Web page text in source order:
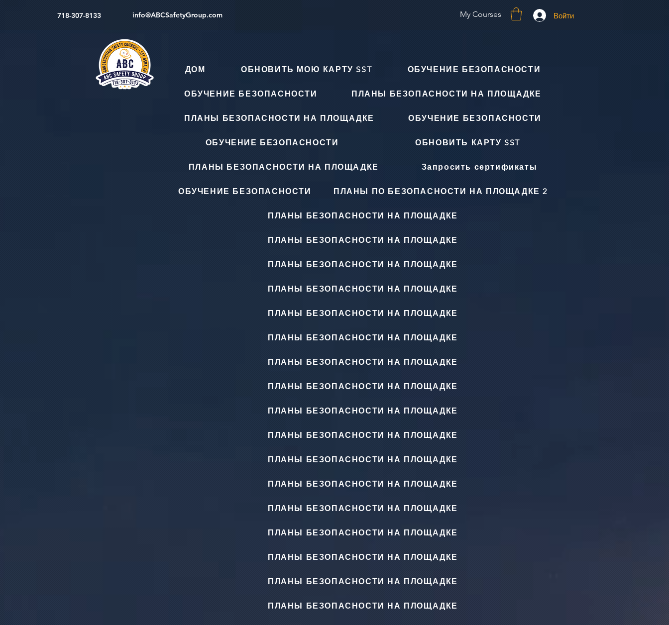
718-307-8133 info@ABCSafetyGroup.com My Courses Войти
ДОМ ОБНОВИТЬ МОЮ КАРТУ SST ОБУЧЕНИЕ БЕЗОПАСНОСТИ
ОБУЧЕНИЕ БЕЗОПАСНОСТИ ПЛАНЫ БЕЗОПАСНОСТИ НА ПЛОЩАДКЕ
ПЛАНЫ БЕЗОПАСНОСТИ НА ПЛОЩАДКЕ ОБУЧЕНИЕ БЕЗОПАСНОСТИ
ОБУЧЕНИЕ БЕЗОПАСНОСТИ ОБНОВИТЬ КАРТУ SST
ПЛАНЫ БЕЗОПАСНОСТИ НА ПЛОЩАДКЕ Запросить сертификаты
ОБУЧЕНИЕ БЕЗОПАСНОСТИ ПЛАНЫ ПО БЕЗОПАСНОСТИ НА ПЛОЩАДКЕ 2
ПЛАНЫ БЕЗОПАСНОСТИ НА ПЛОЩАДКЕ
ПЛАНЫ БЕЗОПАСНОСТИ НА ПЛОЩАДКЕ
ПЛАНЫ БЕЗОПАСНОСТИ НА ПЛОЩАДКЕ
ПЛАНЫ БЕЗОПАСНОСТИ НА ПЛОЩАДКЕ
ПЛАНЫ БЕЗОПАСНОСТИ НА ПЛОЩАДКЕ
ПЛАНЫ БЕЗОПАСНОСТИ НА ПЛОЩАДКЕ
ПЛАНЫ БЕЗОПАСНОСТИ НА ПЛОЩАДКЕ
ПЛАНЫ БЕЗОПАСНОСТИ НА ПЛОЩАДКЕ
ПЛАНЫ БЕЗОПАСНОСТИ НА ПЛОЩАДКЕ
ПЛАНЫ БЕЗОПАСНОСТИ НА ПЛОЩАДКЕ
ПЛАНЫ БЕЗОПАСНОСТИ НА ПЛОЩАДКЕ
ПЛАНЫ БЕЗОПАСНОСТИ НА ПЛОЩАДКЕ
ПЛАНЫ БЕЗОПАСНОСТИ НА ПЛОЩАДКЕ
ПЛАНЫ БЕЗОПАСНОСТИ НА ПЛОЩАДКЕ
ПЛАНЫ БЕЗОПАСНОСТИ НА ПЛОЩАДКЕ
ПЛАНЫ БЕЗОПАСНОСТИ НА ПЛОЩАДКЕ
ПЛАНЫ БЕЗОПАСНОСТИ НА ПЛОЩАДКЕ